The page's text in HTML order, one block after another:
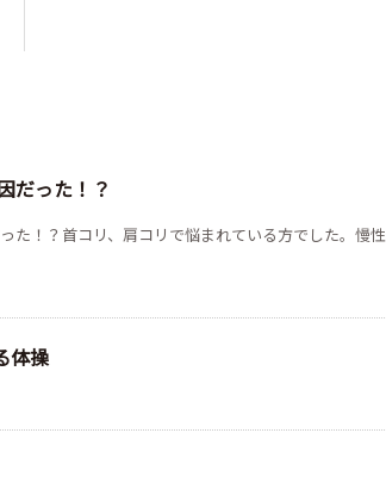
だった！？
た！？首コリ、肩コリで悩まれている方でした。慢性
体操